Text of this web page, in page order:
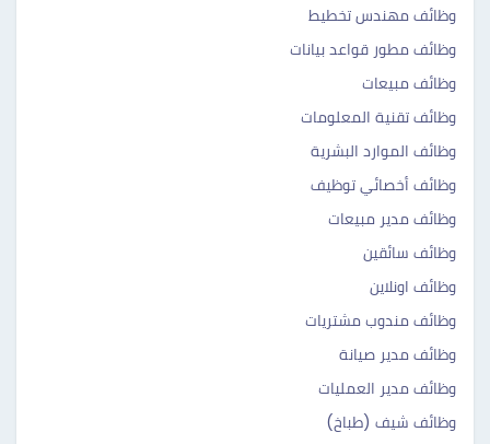
وظائف مهندس تخطيط
وظائف مطور قواعد بيانات
وظائف مبيعات
وظائف تقنية المعلومات
وظائف الموارد البشرية
وظائف أخصائي توظيف
وظائف مدير مبيعات
وظائف سائقين
وظائف اونلاين
وظائف مندوب مشتريات
وظائف مدير صيانة
وظائف مدير العمليات
وظائف شيف (طباخ)